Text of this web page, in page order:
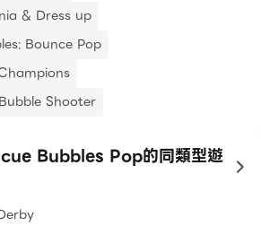
& Dress up
Bounce Pop
Shooter
Bubbles Pop的同類型遊
to